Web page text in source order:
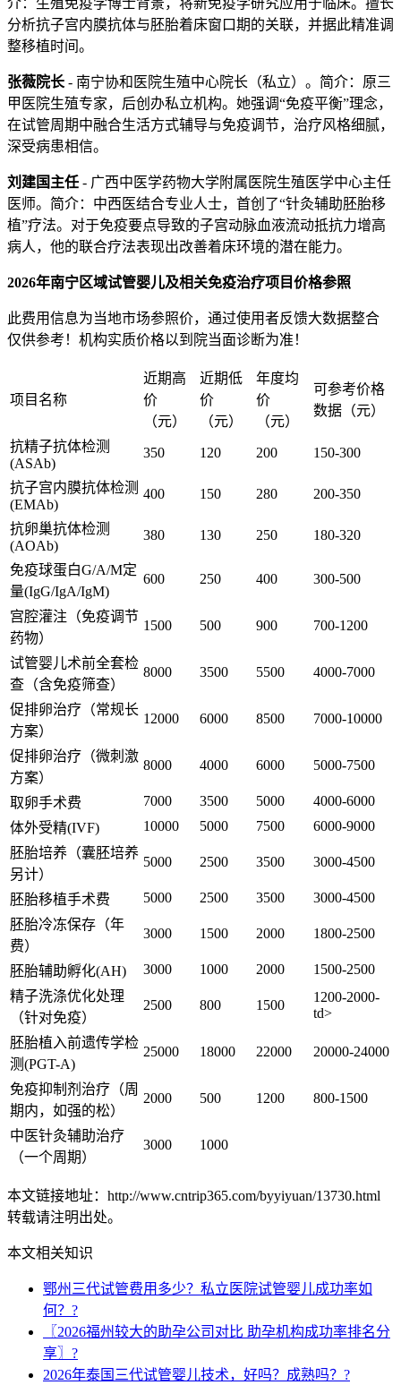
分析抗子宫内膜抗体与胚胎着床窗口期的关联，并据此精准调
整移植时间。
张薇院长 - 南宁协和医院生殖中心院长（私立）。简介：原三
甲医院生殖专家，后创办私立机构。她强调“免疫平衡”理念，
在试管周期中融合生活方式辅导与免疫调节，治疗风格细腻，
深受病患相信。
刘建国主任 - 广西中医学药物大学附属医院生殖医学中心主任
医师。简介：中西医结合专业人士，首创了“针灸辅助胚胎移
植”疗法。对于免疫要点导致的子宫动脉血液流动抵抗力增高
病人，他的联合疗法表现出改善着床环境的潜在能力。
2026年南宁区域试管婴儿及相关免疫治疗项目价格参照
此费用信息为当地市场参照价，通过使用者反馈大数据整合
仅供参考！机构实质价格以到院当面诊断为准！
项目名称
近期高
价
（元）
近期低
价
（元）
年度均
价
（元）
可参考价格
数据（元）
抗精子抗体检测
(ASAb)
350 120 200 150-300
抗子宫内膜抗体检测
(EMAb)
400 150 280 200-350
抗卵巢抗体检测
(AOAb)
380 130 250 180-320
免疫球蛋白G/A/M定
量(IgG/IgA/IgM)
600 250 400 300-500
宫腔灌注（免疫调节
药物）
1500 500 900 700-1200
试管婴儿术前全套检
查（含免疫筛查）
8000 3500 5500 4000-7000
促排卵治疗（常规长
方案）
12000 6000 8500 7000-10000
促排卵治疗（微刺激
方案）
8000 4000 6000 5000-7500
取卵手术费 7000 3500 5000
4000-6000
体外受精(IVF)
10000 5000 7500
6000-9000
胚胎培养（囊胚培养
另计）
5000 2500 3500 3000-4500
胚胎移植手术费 5000 2500 3500
3000-4500
胚胎冷冻保存（年
费）
3000 1500 2000 1800-2500
胚胎辅助孵化(AH) 3000 1000 2000
1500-2500
精子洗涤优化处理
（针对免疫）
2500 800 1500
1200-2000-
td>
胚胎植入前遗传学检
测(PGT-A)
25000 18000 22000 20000-24000
免疫抑制剂治疗（周
期内，如强的松）
2000 500 1200 800-1500
中医针灸辅助治疗
（一个周期）
3000 1000
本文链接地址：http://www.cntrip365.com/byyiyuan/13730.html
转载请注明出处。
本文相关知识
鄂州三代试管费用多少？私立医院试管婴儿成功率如
何？?
〖2026福州较大的助孕公司对比 助孕机构成功率排名分
享〗?
2026年泰国三代试管婴儿技术，好吗？成熟吗？?